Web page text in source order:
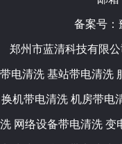
备案号：
郑州市蓝清科技有限
带电清洗 基站带电清洗
换机带电清洗 机房带电
洗 网络设备带电清洗 变